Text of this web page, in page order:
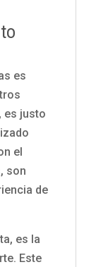
es
es justo
el
son
de
es la
Este